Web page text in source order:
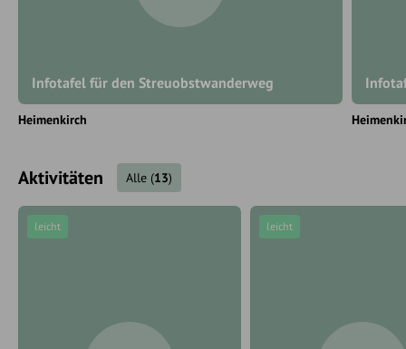
Infotafel für den Streuobstwanderweg
Heimenkirch
Aktivitäten Alle (13)
leicht leicht